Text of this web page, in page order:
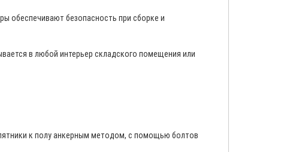
обеспечивают безопасность при сборке и
в любой интерьер складского помещения или
к полу анкерным методом, с помощью болтов